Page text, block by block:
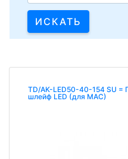
TD/AK-LED50-40-154 SU =
шлейф LED (для MAC)